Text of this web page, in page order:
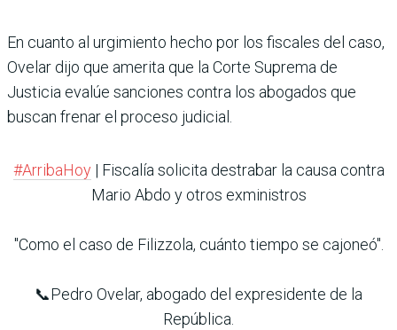
En cuanto al urgimiento hecho por los fiscales del caso,
Ovelar dijo que amerita que la Corte Suprema de
Justicia evalúe sanciones contra los abogados que
buscan frenar el proceso judicial.
#ArribaHoy| Fiscalía solicita destrabar la causa contra
Mario Abdo y otros exministros
"Como el caso de Filizzola, cuánto tiempo se cajoneó".
📞Pedro Ovelar, abogado del expresidente de la
República.